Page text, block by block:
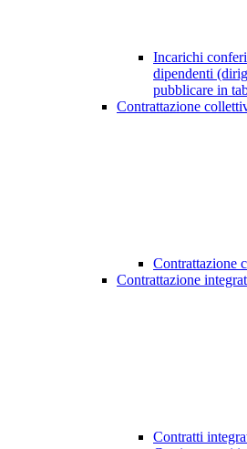
Incarichi
dipendenti
pubblicare in
Contrattazione
Contrattazione
Contrattazione
Contratti